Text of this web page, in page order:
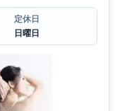
定休日
日曜日